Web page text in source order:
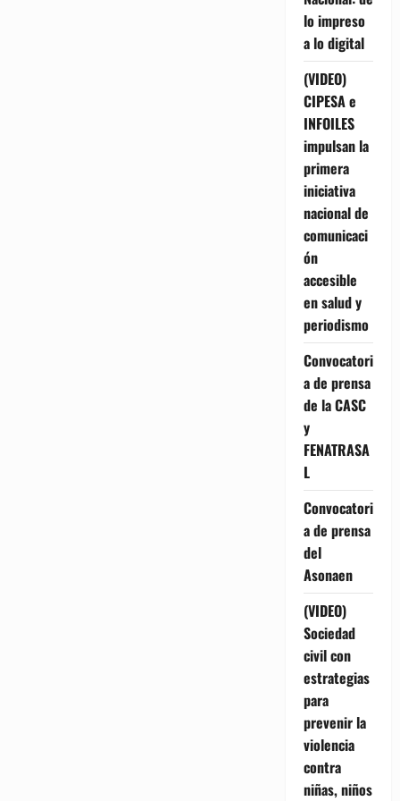
lo impreso
a lo digital
(VIDEO)
CIPESA e
INFOILES
impulsan la
primera
iniciativa
nacional de
comunicaci
ón
accesible
en salud y
periodismo
Convocatori
a de prensa
de la CASC
y
FENATRASA
L
Convocatori
a de prensa
del
Asonaen
(VIDEO)
Sociedad
civil con
estrategias
para
prevenir la
violencia
contra
niñas, niños